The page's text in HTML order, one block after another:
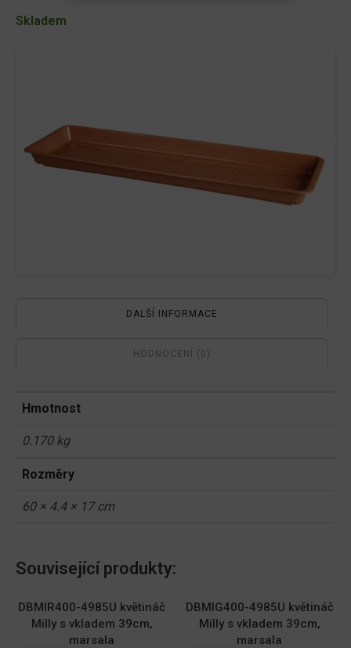
GARDEN
Skladem
DALŠÍ INFORMACE
HODNOCENÍ (0)
Hmotnost
0.170 kg
Rozměry
60 × 4.4 × 17 cm
Související produkty:
DBMIR400-4985U květináč
Milly s vkladem 39cm,
marsala
DBMIG400-4985U květináč
Milly s vkladem 39cm,
marsala